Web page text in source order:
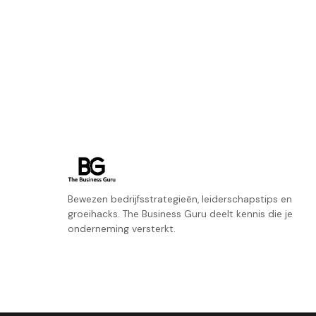
Bewezen bedrijfsstrategieën, leiderschapstips en
groeihacks. The Business Guru deelt kennis die je
onderneming versterkt.